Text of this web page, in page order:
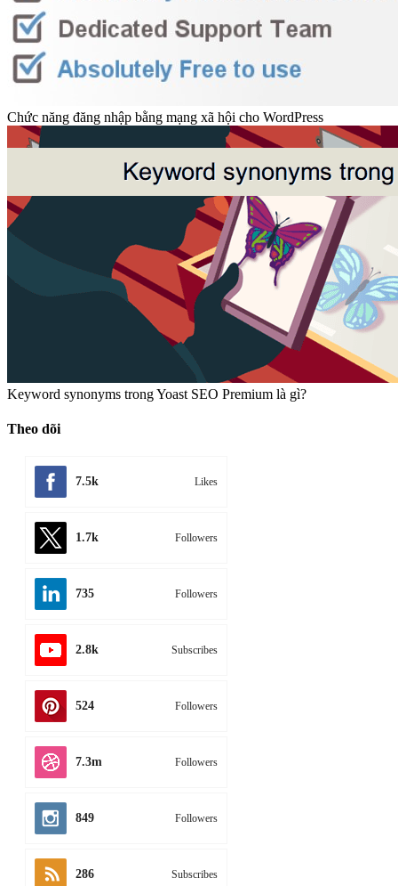
Chức năng đăng nhập bằng mạng xã hội cho WordPress
Keyword synonyms trong Yoast SEO Premium là gì?
Theo dõi
7.5k Likes
1.7k Followers
735 Followers
2.8k Subscribes
524 Followers
7.3m Followers
849 Followers
286 Subscribes